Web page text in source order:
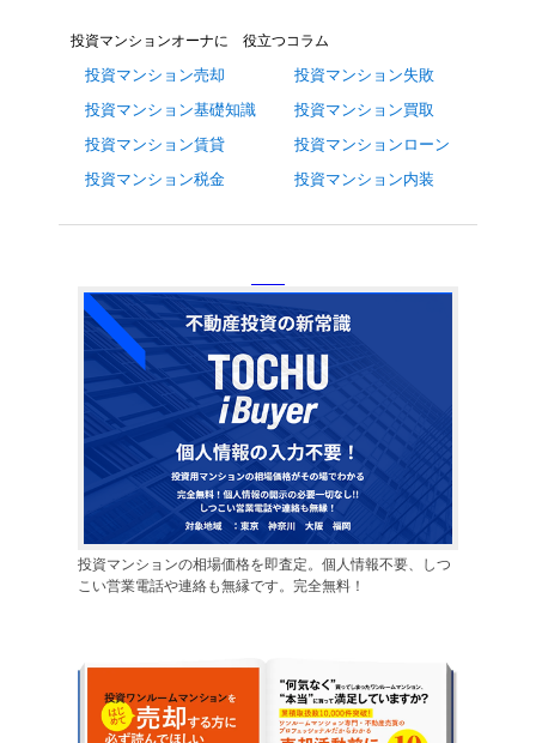
投資マンションオーナに 役立つコラム
投資マンション売却
投資マンション基礎知識
投資マンション賃貸
投資マンション税金
投資マンション失敗
投資マンション買取
投資マンションローン
投資マンション内装
投資マンションの相場価格を即査定。個人情報不要、しつ
こい営業電話や連絡も無縁です。完全無料！